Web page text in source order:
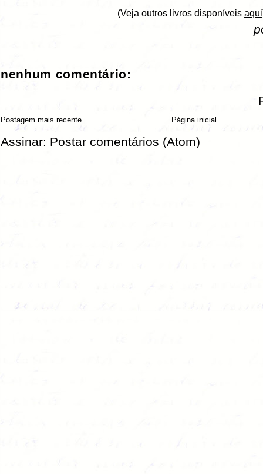
(Veja outros livros disponíveis aqui
nenhum comentário:
Postagem mais recente Página inicial
Assinar: Postar comentários (Atom)